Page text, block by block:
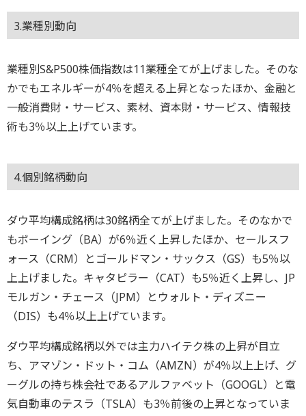
3.業種別動向
業種別S&P500株価指数は11業種全てが上げました。そのな
かでもエネルギーが4％を超える上昇となったほか、金融と
一般消費財・サービス、素材、資本財・サービス、情報技
術も3％以上上げています。
4.個別銘柄動向
ダウ平均構成銘柄は30銘柄全てが上げました。そのなかで
もボーイング（BA）が6％近く上昇したほか、セールスフ
ォース（CRM）とゴールドマン・サックス（GS）も5％以
上上げました。キャタピラー（CAT）も5％近く上昇し、JP
モルガン・チェース（JPM）とウォルト・ディズニー
（DIS）も4％以上上げています。
ダウ平均構成銘柄以外では主力ハイテク株の上昇が目立
ち、アマゾン・ドット・コム（AMZN）が4％以上上げ、グ
ーグルの持ち株会社であるアルファベット（GOOGL）と電
気自動車のテスラ（TSLA）も3％前後の上昇となっていま